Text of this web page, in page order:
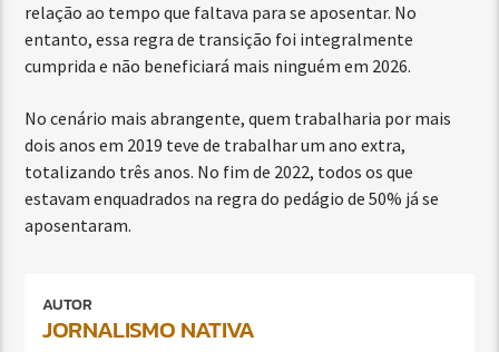
relação ao tempo que faltava para se aposentar. No
entanto, essa regra de transição foi integralmente
cumprida e não beneficiará mais ninguém em 2026.
No cenário mais abrangente, quem trabalharia por mais
dois anos em 2019 teve de trabalhar um ano extra,
totalizando três anos. No fim de 2022, todos os que
estavam enquadrados na regra do pedágio de 50% já se
aposentaram.
AUTOR
JORNALISMO NATIVA